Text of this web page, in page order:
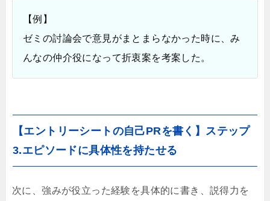
【例】
ゼミの討論会で意見がまとまらなかった時に、み
んなの仲介役になって折衷案を考案した。
【エントリーシートの自己PRを書く】ステップ
3.エピソードに具体性を持たせる
次に、強みが役立った経験を具体的に書き、説得力を